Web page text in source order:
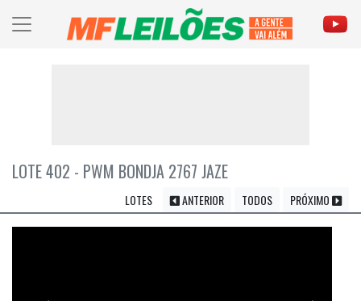
LOTE 402 - PWM BONDJA 2767 JAZE
LOTES ANTERIOR TODOS PRÓXIMO